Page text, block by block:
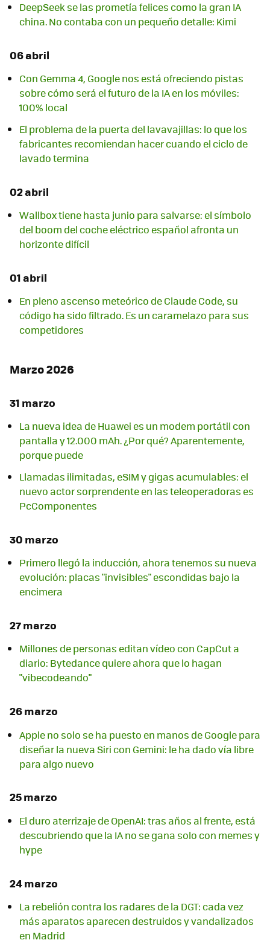
DeepSeek se las prometía felices como la gran IA
china. No contaba con un pequeño detalle: Kimi
06 abril
Con Gemma 4, Google nos está ofreciendo pistas
sobre cómo será el futuro de la IA en los móviles:
100% local
El problema de la puerta del lavavajillas: lo que los
fabricantes recomiendan hacer cuando el ciclo de
lavado termina
02 abril
Wallbox tiene hasta junio para salvarse: el símbolo
del boom del coche eléctrico español afronta un
horizonte difícil
01 abril
En pleno ascenso meteórico de Claude Code, su
código ha sido filtrado. Es un caramelazo para sus
competidores
Marzo 2026
31 marzo
La nueva idea de Huawei es un modem portátil con
pantalla y 12.000 mAh. ¿Por qué? Aparentemente,
porque puede
Llamadas ilimitadas, eSIM y gigas acumulables: el
nuevo actor sorprendente en las teleoperadoras es
PcComponentes
30 marzo
Primero llegó la inducción, ahora tenemos su nueva
evolución: placas "invisibles" escondidas bajo la
encimera
27 marzo
Millones de personas editan vídeo con CapCut a
diario: Bytedance quiere ahora que lo hagan
"vibecodeando"
26 marzo
Apple no solo se ha puesto en manos de Google para
diseñar la nueva Siri con Gemini: le ha dado vía libre
para algo nuevo
25 marzo
El duro aterrizaje de OpenAI: tras años al frente, está
descubriendo que la IA no se gana solo con memes y
hype
24 marzo
La rebelión contra los radares de la DGT: cada vez
más aparatos aparecen destruidos y vandalizados
en Madrid